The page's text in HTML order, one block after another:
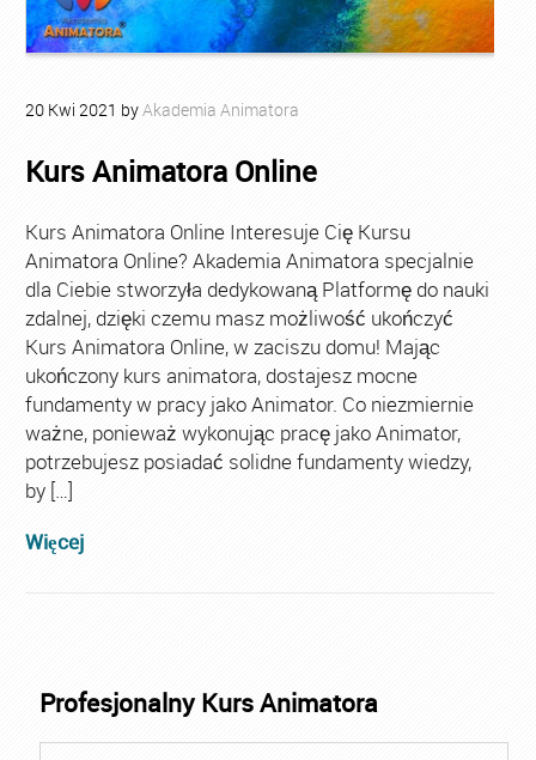
20 Kwi 2021 byAkademia Animatora
Kurs Animatora Online
Kurs Animatora Online Interesuje Cię Kursu
Animatora Online? Akademia Animatora specjalnie
dla Ciebie stworzyła dedykowaną Platformę do nauki
zdalnej, dzięki czemu masz możliwość ukończyć
Kurs Animatora Online, w zaciszu domu! Mając
ukończony kurs animatora, dostajesz mocne
fundamenty w pracy jako Animator. Co niezmiernie
ważne, ponieważ wykonując pracę jako Animator,
potrzebujesz posiadać solidne fundamenty wiedzy,
by […]
Więcej
Profesjonalny Kurs Animatora